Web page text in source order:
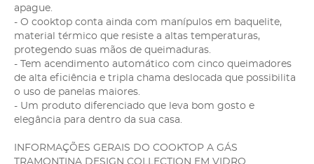
apague.
- O cooktop conta ainda com manípulos em baquelite,
material térmico que resiste a altas temperaturas,
protegendo suas mãos de queimaduras.
- Tem acendimento automático com cinco queimadores
de alta eficiência e tripla chama deslocada que possibilita
o uso de panelas maiores.
- Um produto diferenciado que leva bom gosto e
elegância para dentro da sua casa.
INFORMAÇÕES GERAIS DO COOKTOP A GÁS
TRAMONTINA DESIGN COLLECTION EM VIDRO